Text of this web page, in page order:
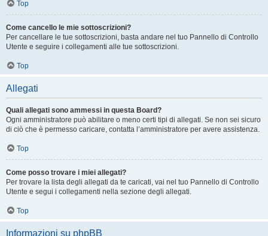
Top
Come cancello le mie sottoscrizioni?
Per cancellare le tue sottoscrizioni, basta andare nel tuo Pannello di Controllo
Utente e seguire i collegamenti alle tue sottoscrizioni.
Top
Allegati
Quali allegati sono ammessi in questa Board?
Ogni amministratore può abilitare o meno certi tipi di allegati. Se non sei sicuro
di ciò che è permesso caricare, contatta l’amministratore per avere assistenza.
Top
Come posso trovare i miei allegati?
Per trovare la lista degli allegati da te caricati, vai nel tuo Pannello di Controllo
Utente e segui i collegamenti nella sezione degli allegati.
Top
Informazioni su phpBB